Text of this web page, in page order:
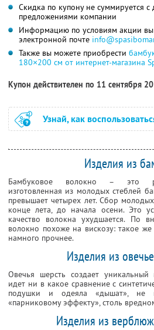
Скидка по купону не суммируется
предложениями компании
Информацию по условиям акции вы
электронной почте
Также вы можете приобрести
180×200 см от интернет-магазина
Купон действителен по 11 сентября
Узнай, как
Изделия из
Бамбуковое волокно – это
изготовленная из молодых стеблей
превышает четырех лет. Сбор
конце лета, до начала осени. Это
качество волокна ухудшается. По
волокно похоже на вискозу: такое
намного прочнее.
Изделия из
Овечья шерсть создает
идет ни в какое сравнение с
подушки и одеяла «дышат», не
«парниковому эффекту», столь
Изделия из